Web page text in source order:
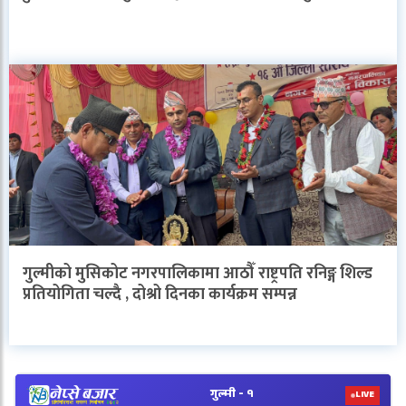
गुल्मीको मुसिकोट नगरपालिकामा आठौँ राष्ट्रपति रनिङ्ग शिल्ड
प्रतियोगिता चल्दै , दोश्रो दिनका कार्यक्रम सम्पन्न